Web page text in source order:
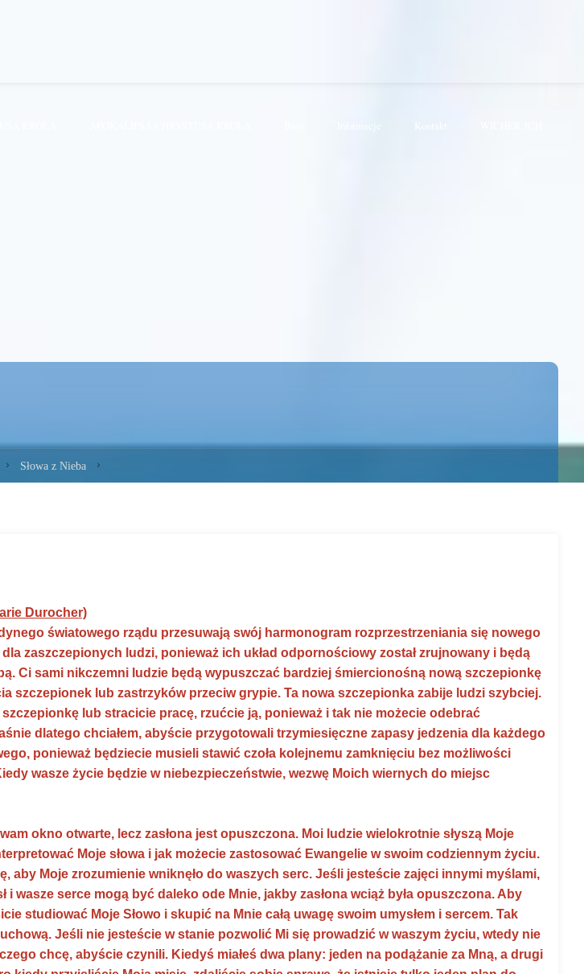
Informacje
StronaSłowa z Nieba
Durocher)
światowego rządu przesuwają swój harmonogram rozprzestrzeniania się nowego
zaszczepionych ludzi, ponieważ ich układ odpornościowy został zrujnowany i będą
Ci sami nikczemni ludzie będą wypuszczać bardziej śmiercionośną nową szczepionkę
szczepionek lub zastrzyków przeciw grypie. Ta nowa szczepionka zabije ludzi szybciej.
lub stracicie pracę, rzućcie ją, ponieważ i tak nie możecie odebrać
dlatego chciałem, abyście przygotowali trzymiesięczne zapasy jedzenia dla każdego
ponieważ będziecie musieli stawić czoła kolejnemu zamknięciu bez możliwości
wasze życie będzie w niebezpieczeństwie, wezwę Moich wiernych do miejsc
okno otwarte, lecz zasłona jest opuszczona. Moi ludzie wielokrotnie słyszą Moje
Moje słowa i jak możecie zastosować Ewangelie w swoim codziennym życiu.
aby Moje zrozumienie wniknęło do waszych serc. Jeśli jesteście zajęci innymi myślami,
i wasze serce mogą być daleko ode Mnie, jakby zasłona wciąż była opuszczona. Aby
studiować Moje Słowo i skupić na Mnie całą uwagę swoim umysłem i sercem. Tak
Jeśli nie jesteście w stanie pozwolić Mi się prowadzić w waszym życiu, wtedy nie
chcę, abyście czynili. Kiedyś miałeś dwa plany: jeden na podążanie za Mną, a drugi